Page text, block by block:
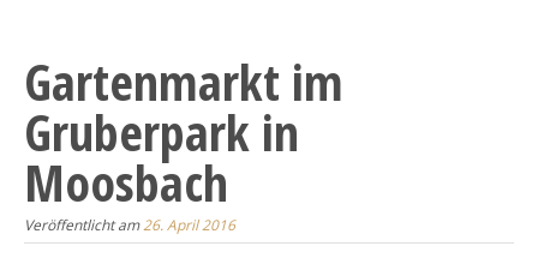
Gartenmarkt im
Gruberpark in
Moosbach
Veröffentlicht am26. April 2016